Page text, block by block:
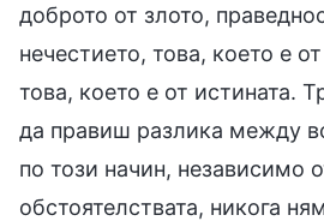
доброто от злото,
нечестието, това, което е
това, което е от истината.
да правиш разлика между
по този начин, независимо
обстоятелствата, никога